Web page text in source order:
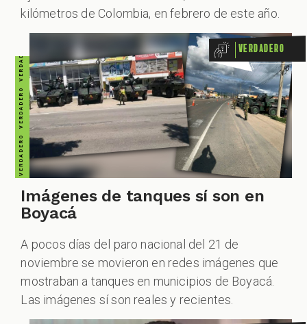
kilómetros de Colombia, en febrero de este año.
Verdadero
Imágenes de tanques sí son en
Boyacá
A pocos días del paro nacional del 21 de
noviembre se movieron en redes imágenes que
mostraban a tanques en municipios de Boyacá.
Las imágenes sí son reales y recientes.